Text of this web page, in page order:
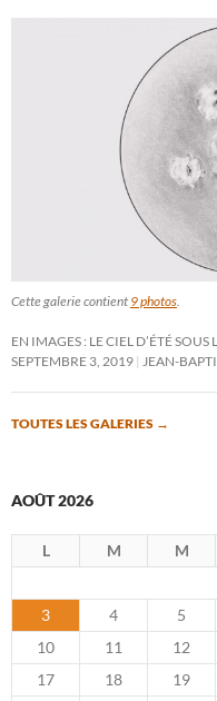
Cette galerie contient 9 photos.
EN IMAGES : LE CIEL D’ÉTÉ
SEPTEMBRE 3, 2019 JEAN-
TOUTES LES GALERIES →
AOÛT 2026
L M M
3
4 5
10
11 12
17
18 19